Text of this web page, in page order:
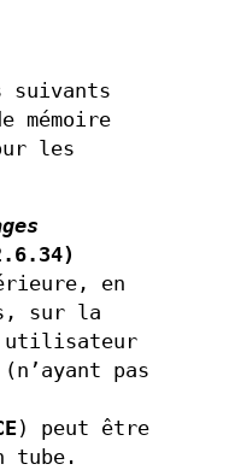
suivants
mémoire
les
en
sur la
utilisateur
pas
) peut être
tube.